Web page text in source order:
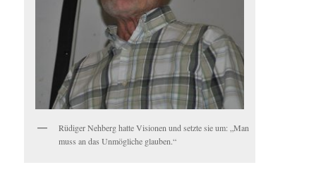
Rüdiger Nehberg hatte Visionen und setzte sie um: „Man
muss an das Unmögliche glauben.“